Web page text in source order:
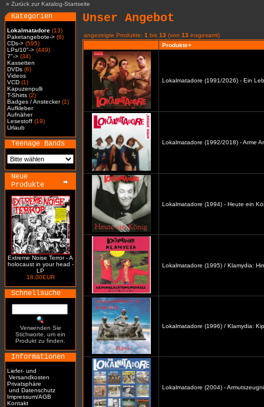
» Zurück zur Katalog-Startseite
Kategorien
Lokalmatadore (13)
Paketangebote-> (6)
CDs-> (595)
LPs/10"-> (449)
7"-> (34)
Kassetten
DVDs (6)
Videos
VCD (1)
Kapuzenpulli
T-Shirts (2)
Badges / Anstecker(1)
Aufkleber
Aufnäher
Lesestoff (19)
Urlaub
Teenage Bands
Neue
Produkte
Extreme Noise Terror - A
holocaust in your head -
LP
18.00EUR
Schnellsuche
Verwenden Sie
Stichworte, um ein
Produkt zu finden.
Informationen
Liefer- und
Versandkosten
Privatsphäre
und Datenschutz
Impressum/AGB
Kontakt
Unser Angebot
angezeigte Produkte: 1 bis 13 (von 13 insgesamt)
Produkte+
Lokalmatadore (1991/2026) - Ein
Lokalmatadore (1992/2018) - Arme
Lokalmatadore (1994) - Heute ein
Lokalmatadore (1995) / Klamydia:
Lokalmatadore (1996) / Klamydia:
Lokalmatadore (2004) -